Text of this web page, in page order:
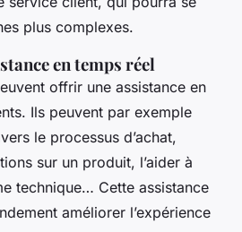
plus complexes.
en temps réel
offrir une assistance en
Ils peuvent par exemple
le processus d’achat,
sur un produit, l’aider à
technique… Cette assistance
améliorer l’expérience